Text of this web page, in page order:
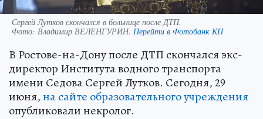
Сергей Лутков скончался в больнице после ДТП.
Фото: Владимир ВЕЛЕНГУРИН. Перейти в Фотобанк КП
В Ростове-на-Дону после ДТП скончался экс-
директор Института водного транспорта
имени Седова Сергей Лутков. Сегодня, 29
июня,на сайте образовательного учреждения
опубликовали некролог.